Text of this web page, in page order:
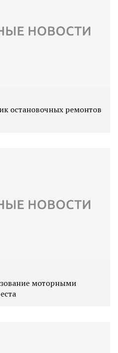
остановочных ремонтов
моторными